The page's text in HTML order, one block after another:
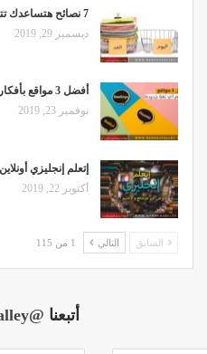
7 نصائح هتساعدك تتخلص من عادة ” التسويف “
ديسمبر 29, 2019
أفضل 3 مواقع بأفكار مبتكرة لتعلم أي لغة جديدة
نوفمبر 23, 2019
إتعلم إنجليزي
أكتوبر 22, 2019
السابق التالي 1 من 115
أتبعنا @mshmshvalley